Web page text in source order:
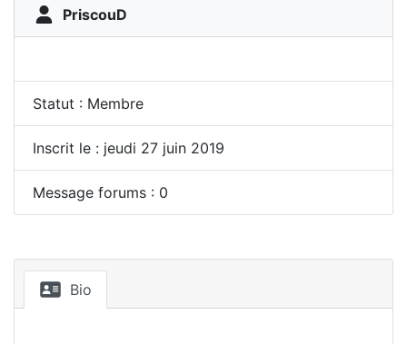
PriscouD
Statut : Membre
Inscrit le : jeudi 27 juin 2019
Message forums : 0
Bio